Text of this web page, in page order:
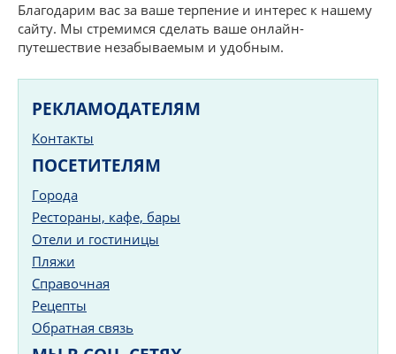
Благодарим вас за ваше терпение и интерес к нашему
сайту. Мы стремимся сделать ваше онлайн-
путешествие незабываемым и удобным.
РЕКЛАМОДАТЕЛЯМ
Контакты
ПОСЕТИТЕЛЯМ
Города
Рестораны, кафе, бары
Отели и гостиницы
Пляжи
Справочная
Рецепты
Обратная связь